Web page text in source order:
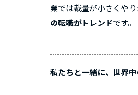
業では裁量が小さくや
の転職がトレンドです。
私たちと一緒に、世界